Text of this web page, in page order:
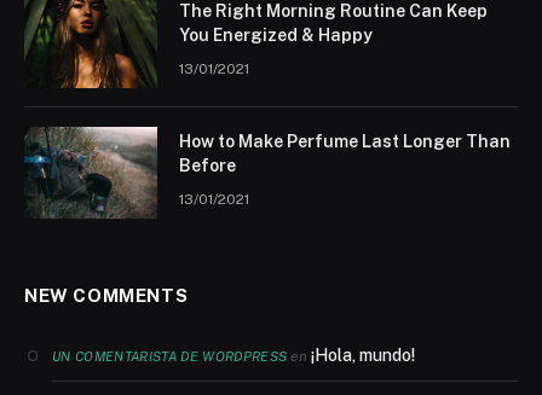
The Right Morning Routine Can Keep
You Energized & Happy
13/01/2021
How to Make Perfume Last Longer Than
Before
13/01/2021
NEW COMMENTS
UN COMENTARISTA DE WORDPRESS en¡Hola, mundo!